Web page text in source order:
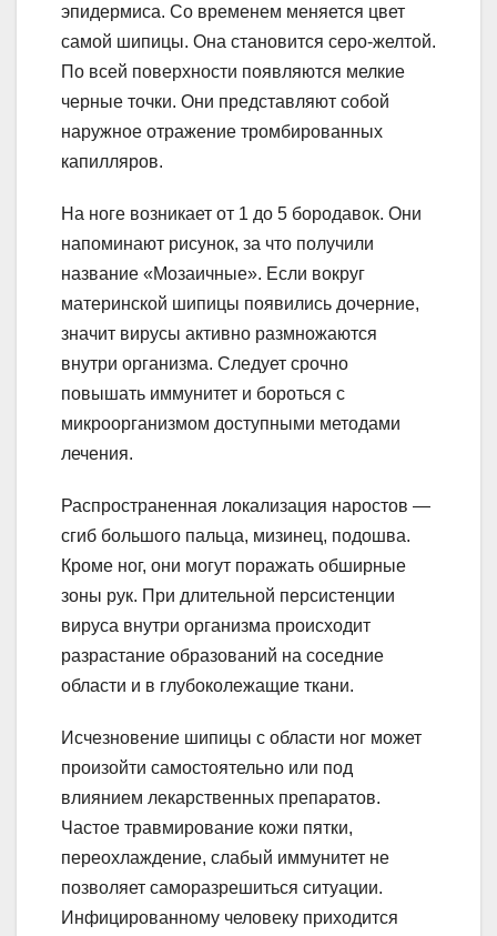
эпидермиса. Со временем меняется цвет
самой шипицы. Она становится серо-желтой.
По всей поверхности появляются мелкие
черные точки. Они представляют собой
наружное отражение тромбированных
капилляров.
На ноге возникает от 1 до 5 бородавок. Они
напоминают рисунок, за что получили
название «Мозаичные». Если вокруг
материнской шипицы появились дочерние,
значит вирусы активно размножаются
внутри организма. Следует срочно
повышать иммунитет и бороться с
микроорганизмом доступными методами
лечения.
Распространенная локализация наростов —
сгиб большого пальца, мизинец, подошва.
Кроме ног, они могут поражать обширные
зоны рук. При длительной персистенции
вируса внутри организма происходит
разрастание образований на соседние
области и в глубоколежащие ткани.
Исчезновение шипицы с области ног может
произойти самостоятельно или под
влиянием лекарственных препаратов.
Частое травмирование кожи пятки,
переохлаждение, слабый иммунитет не
позволяет саморазрешиться ситуации.
Инфицированному человеку приходится